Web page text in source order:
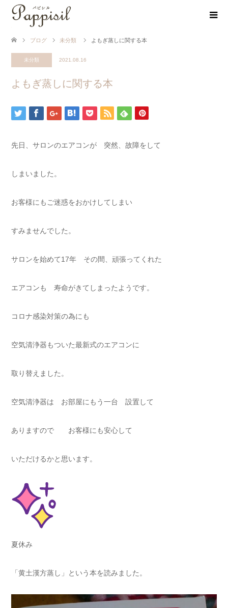
ブログ 未分類 よもぎ蒸しに関する本
未分類 2021.08.16
よもぎ蒸しに関する本
先日、サロンのエアコンが 突然、故障をして
しまいました。
お客様にもご迷惑をおかけしてしまい
すみませんでした。
サロンを始めて17年 その間、頑張ってくれた
エアコンも 寿命がきてしまったようです。
コロナ感染対策の為にも
空気清浄器もついた最新式のエアコンに
取り替えました。
空気清浄器は お部屋にもう一台 設置して
ありますので お客様にも安心して
いただけるかと思います。
夏休み
「黄土漢方蒸し」という本を読みました。